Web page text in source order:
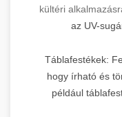
kültéri
az UV-
Táblafestékek:
hogy írható és
például